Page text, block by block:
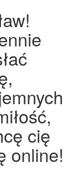
cię
online!